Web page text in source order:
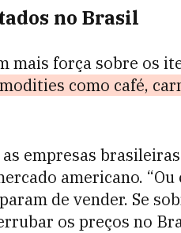
no Brasil
mais força sobre os
como café,
empresas
americano.
de vender. Se
os preços no